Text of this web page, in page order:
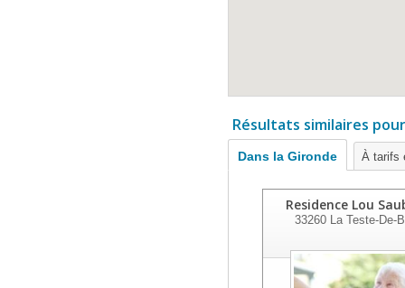
Résultats similaires
Dans la Gironde À tarifs
Residence Lou
33260 La Teste-De-